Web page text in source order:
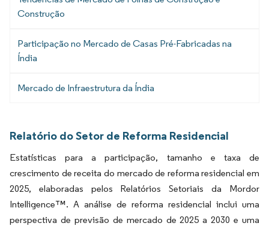
Construção
Participação no Mercado de Casas Pré-Fabricadas na
Índia
Mercado de Infraestrutura da Índia
Relatório do Setor de Reforma Residencial
Estatísticas para a participação, tamanho e taxa de
crescimento de receita do mercado de reforma residencial em
2025, elaboradas pelos Relatórios Setoriais da Mordor
Intelligence™. A análise de reforma residencial inclui uma
perspectiva de previsão de mercado de 2025 a 2030 e uma